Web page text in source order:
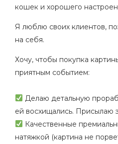
кошек и хорошего
Я люблю своих клиентов,
на себя.
Хочу, чтобы покупка
приятным событием:
Делаю детальную
ей восхищались. Присылаю
Качественные
натяжкой (картина не